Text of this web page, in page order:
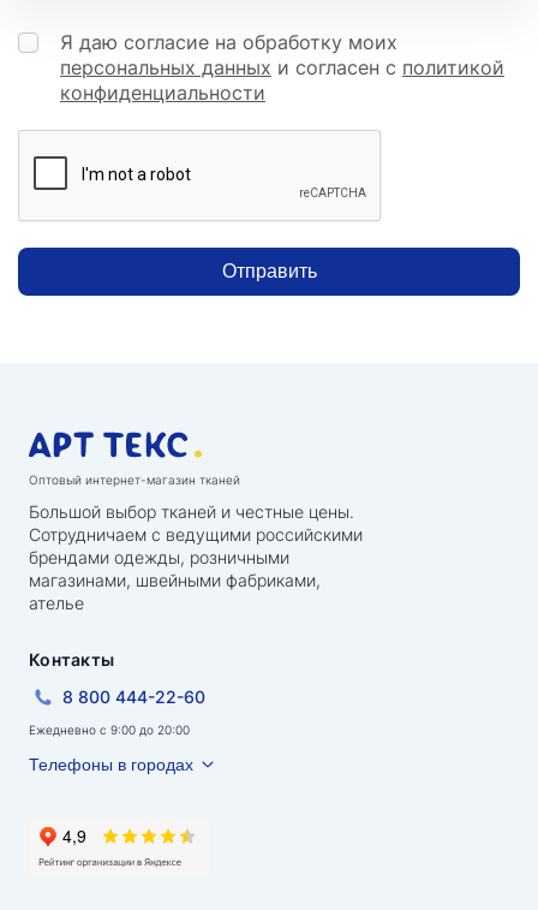
Я даю согласие на обработку моих
персональных данных и согласен с политикой
конфиденциальности
Отправить
Оптовый интернет-магазин тканей
Большой выбор тканей и честные цены.
Сотрудничаем с ведущими российскими
брендами одежды, розничными
магазинами, швейными фабриками,
ателье
Контакты
8 800 444-22-60
Ежедневно с 9:00 до 20:00
Телефоны в городах